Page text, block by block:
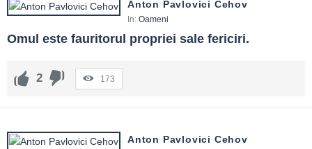
Anton Pavlovici Cehov
In: Oameni
Omul este fauritorul propriei sale fericiri.
2 173
Anton Pavlovici Cehov